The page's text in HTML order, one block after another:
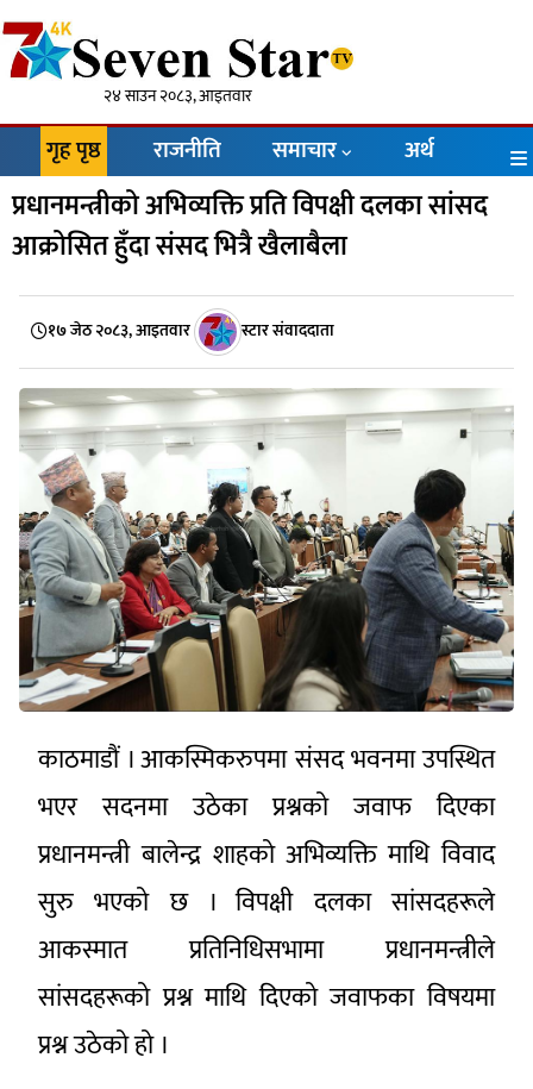
२४ साउन २०८३, आइतवार
गृह पृष्ठ राजनीति समाचार अर्थ
प्रधानमन्त्रीको अभिव्यक्ति प्रति विपक्षी दलका सांसद
आक्रोसित हुँदा संसद भित्रै खैलाबैला
१७ जेठ २०८३, आइतवार स्टार संवाददाता
काठमाडौं । आकस्मिकरुपमा संसद भवनमा उपस्थित
भएर सदनमा उठेका प्रश्नको जवाफ दिएका
प्रधानमन्त्री बालेन्द्र शाहको अभिव्यक्ति माथि विवाद
सुरु भएको छ । विपक्षी दलका सांसदहरूले
आकस्मात प्रतिनिधिसभामा प्रधानमन्त्रीले
सांसदहरूको प्रश्न माथि दिएको जवाफका विषयमा
प्रश्न उठेको हो ।